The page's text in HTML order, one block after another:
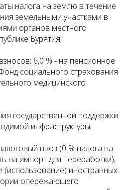
налога на землю в течение
земельными участками в
органов местного
Бурятия;
6,0 % - на пенсионное
социального страхования
медицинского
государственной поддержки
инфраструктуры;
ввоз (0 % налога на
на импорт для переработки),
(использование) иностранных
опережающего